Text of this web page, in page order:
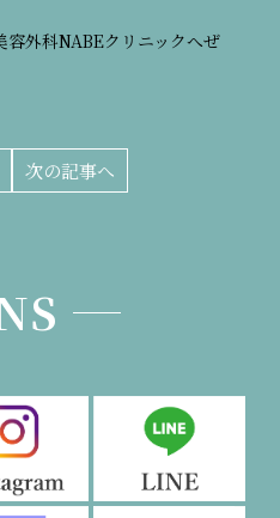
外科NABEクリニックへぜ
次の記事へ